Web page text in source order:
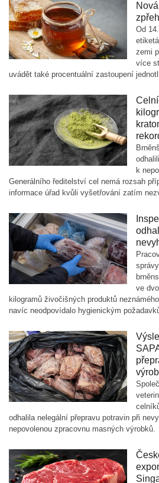
Od
zemi
více
uvádět také procentuální zastoupení
k
Generálního ředitelství cel nemá rozsah
informace úřad kvůli vyšetřování zatím
ve
kilogramů živočišných produktů
navíc neodpovídalo hygienickým
odhalila nelegální přepravu potravin při
nepovolenou zpracovnu masných výrobků.